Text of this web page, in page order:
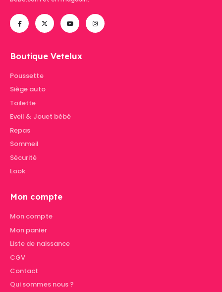
Boutique Vetelux
Poussette
Siège auto
Toilette
Eveil & Jouet bébé
Repas
Sommeil
Sécurité
Look
Mon compte
Mon compte
Mon panier
Liste de naissance
CGV
Contact
Qui sommes nous ?